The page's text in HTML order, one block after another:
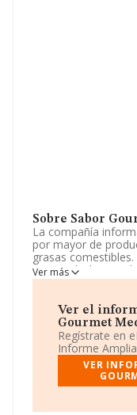
Sobre Sabor
La compañía
por mayor de
grasas
aceites, leche,
y plantas.
con o sin alcohol.
Registro Mercantil
actividad CNAE es
lácteos, huevos,
código 4633. No
exportación.
reducción del 50%
Ver más
Ver el
Gourmet
Regístrate en
Informe
VER